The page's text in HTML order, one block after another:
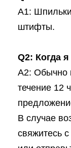
A1:
штифты.
Q2: Когда
A2: Обычно
течение 12
В случае
свяжитесь